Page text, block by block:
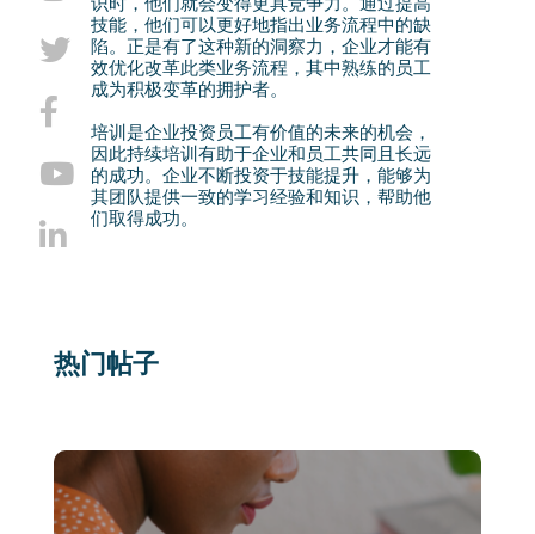
技能，他们可以更好地指出业务流程中的缺
陷。正是有了这种新的洞察力，企业才能有
效优化改革此类业务流程，其中熟练的员工
成为积极变革的拥护者。
培训是企业投资员工有价值的未来的机会，
因此持续培训有助于企业和员工共同且长远
的成功。企业不断投资于技能提升，能够为
其团队提供一致的学习经验和知识，帮助他
们取得成功。
热门帖子